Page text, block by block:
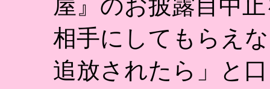
屋』のお披露目中
相手にしてもらえ
追放されたら」と